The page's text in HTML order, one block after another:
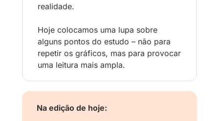
realidade.
Hoje colocamos uma lupa sobre
alguns pontos do estudo – não para
repetir os gráficos, mas para provocar
uma leitura mais ampla.
Na edição de hoje: